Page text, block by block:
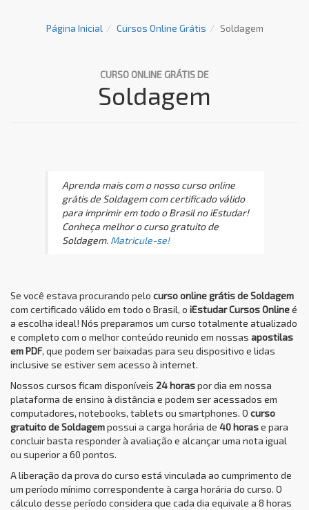
Página Inicial Cursos Online Grátis Soldagem
CURSO ONLINE GRÁTIS DE
Soldagem
Aprenda mais com o nosso curso online
grátis de Soldagem com certificado válido
para imprimir em todo o Brasil no iEstudar!
Conheça melhor o curso gratuito de
Soldagem. Matricule-se!
Se você estava procurando pelo curso online grátis de Soldagem
com certificado válido em todo o Brasil, o iEstudar Cursos Onlineé
a escolha ideal! Nós preparamos um curso totalmente atualizado
e completo com o melhor conteúdo reunido em nossas apostilas
em PDF, que podem ser baixadas para seu dispositivo e lidas
inclusive se estiver sem acesso à internet.
Nossos cursos ficam disponíveis 24 horaspor dia em nossa
plataforma de ensino à distância e podem ser acessados em
computadores, notebooks, tablets ou smartphones. O curso
gratuito de Soldagempossui a carga horária de 40 horase para
concluir basta responder à avaliação e alcançar uma nota igual
ou superior a 60 pontos.
A liberação da prova do curso está vinculada ao cumprimento de
um período mínimo correspondente à carga horária do curso. O
cálculo desse período considera que cada dia equivale a 8 horas